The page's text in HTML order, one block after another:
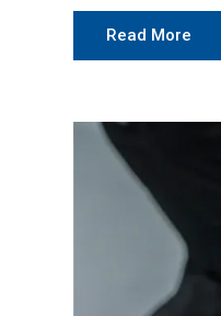
Read More